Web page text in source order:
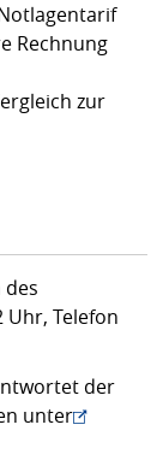
Rechnung
zur
Uhr, Telefon
der
unter